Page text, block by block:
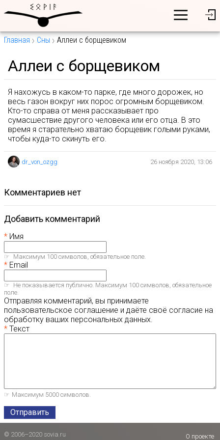
Главная Сны Аллеи с борщевиком
Аллеи с борщевиком
Я нахожусь в каком-то парке, где много дорожек, но
весь газон вокруг них порос огромным борщевиком.
Кто-то справа от меня рассказывает про
сумасшествие другого человека или его отца. В это
время я старательно хватаю борщевик голыми руками,
чтобы куда-то скинуть его.
dr_von_ozgg 26 ноября 2020, 13:06
комментариев нет
Добавить комментарий
Имя
Максимум 100 символов, обязательное поле.
Email
Не показывается публично. Максимум 100 символов, обязательное
поле.
Отправляя комментарий, вы принимаете
пользовательское соглашение и даёте своё согласие на
обработку ваших персональных данных.
Текст
Максимум 5000 символов.
Отправить
© 2006–2020 sovia.ru О проекте